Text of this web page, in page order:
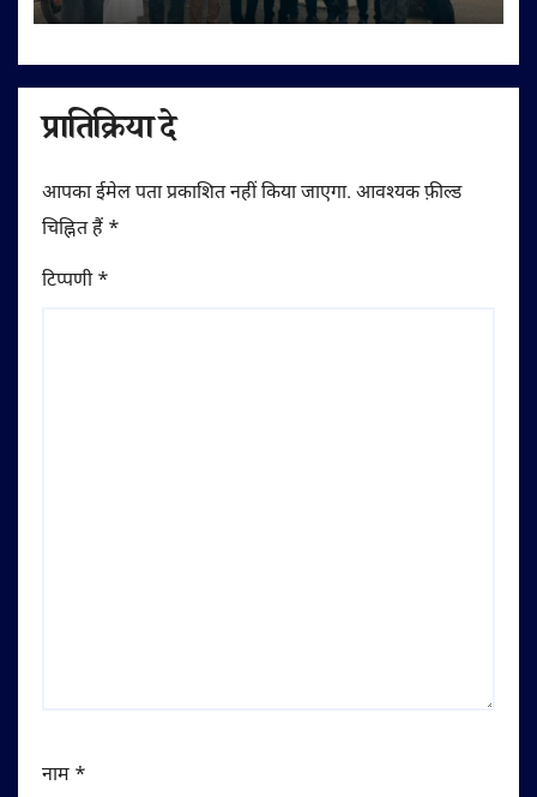
प्रातिक्रिया दे
आपका ईमेल पता प्रकाशित नहीं किया जाएगा. आवश्यक फ़ील्ड
चिह्नित हैं *
टिप्पणी*
नाम *